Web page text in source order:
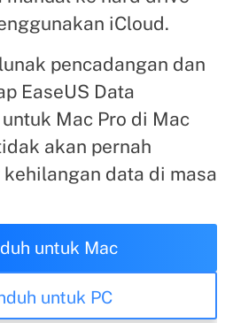
iCloud.
pencadangan dan
EaseUS Data
Mac Pro di Mac
akan pernah
data di masa
untuk Mac
untuk PC